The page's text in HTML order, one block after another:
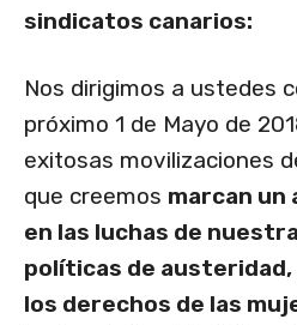
sindicatos canarios:
Nos dirigimos a ustedes
próximo 1 de Mayo de
exitosas movilizaciones
que creemos marcan un
en las luchas de
políticas de
los derechos de las